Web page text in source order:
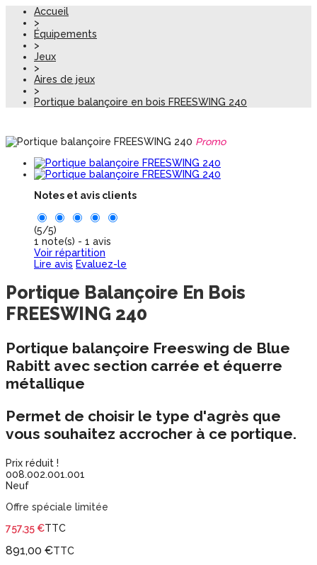
Accueil
>
Équipements
>
Jeux
>
Aires de jeux
>
Portique balançoire en bois FREESWING 240
Promo
Notes et avis clients
(5/5)
1 note(s) - 1 avis
Voir répartition
Lire avis Evaluez-le
Portique Balançoire En Bois
FREESWING 240
Portique balançoire Freeswing de Blue
Rabitt avec section carrée et équerre
métallique
Permet de choisir le type d'agrès que
vous souhaitez accrocher à ce portique.
Prix réduit !
008.002.001.001
Neuf
Offre spéciale limitée
757,35 €TTC
891,00 €TTC